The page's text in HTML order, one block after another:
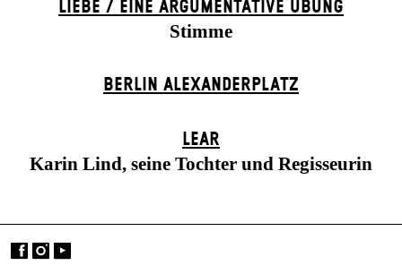
LIEBE / EINE ARGUMENTATIVE ÜBUNG
Stimme
BERLIN ALEXANDER­PLATZ
LEAR
Karin Lind, seine Tochter und Regisseurin